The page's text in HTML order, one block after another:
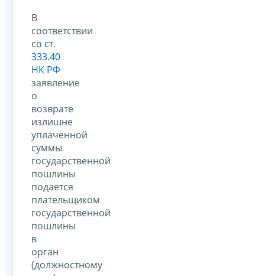
В
соответствии
со ст.
333.40
НК РФ
заявление
о
возврате
излишне
уплаченной
суммы
государственной
пошлины
подается
плательщиком
государственной
пошлины
в
орган
(должностному